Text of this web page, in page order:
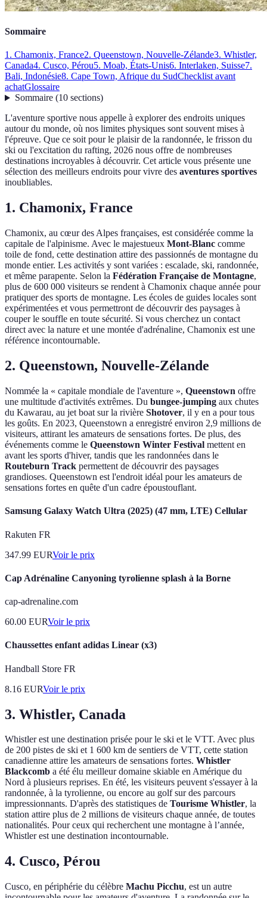
Sommaire
1. Chamonix, France2. Queenstown, Nouvelle-Zélande3. Whistler,
Canada4. Cusco, Pérou5. Moab, États-Unis6. Interlaken, Suisse7.
Bali, Indonésie8. Cape Town, Afrique du SudChecklist avant
achatGlossaire
Sommaire(10 sections)
L'aventure sportive nous appelle à explorer des endroits uniques
autour du monde, où nos limites physiques sont souvent mises à
l'épreuve. Que ce soit pour le plaisir de la randonnée, le frisson du
ski ou l'excitation du rafting, 2026 nous offre de nombreuses
destinations incroyables à découvrir. Cet article vous présente une
sélection des meilleurs endroits pour vivre des aventures sportives
inoubliables.
1. Chamonix, France
Chamonix, au cœur des Alpes françaises, est considérée comme la
capitale de l'alpinisme. Avec le majestueux Mont-Blanc comme
toile de fond, cette destination attire des passionnés de montagne du
monde entier. Les activités y sont variées : escalade, ski, randonnée,
et même parapente. Selon la Fédération Française de Montagne,
plus de 600 000 visiteurs se rendent à Chamonix chaque année pour
pratiquer des sports de montagne. Les écoles de guides locales sont
expérimentées et vous permettront de découvrir des paysages à
couper le souffle en toute sécurité. Si vous cherchez un contact
direct avec la nature et une montée d'adrénaline, Chamonix est une
référence incontournable.
2. Queenstown, Nouvelle-Zélande
Nommée la « capitale mondiale de l'aventure », Queenstown offre
une multitude d'activités extrêmes. Du bungee-jumping aux chutes
du Kawarau, au jet boat sur la rivière Shotover, il y en a pour tous
les goûts. En 2023, Queenstown a enregistré environ 2,9 millions de
visiteurs, attirant les amateurs de sensations fortes. De plus, des
événements comme le Queenstown Winter Festival mettent en
avant les sports d'hiver, tandis que les randonnées dans le
Routeburn Track permettent de découvrir des paysages
grandioses. Queenstown est l'endroit idéal pour les amateurs de
sensations fortes en quête d'un cadre époustouflant.
Samsung Galaxy Watch Ultra (2025) (47 mm, LTE) Cellular
Rakuten FR
347.99 EURVoir le prix
Cap Adrénaline Canyoning tyrolienne splash à la Borne
cap-adrenaline.com
60.00 EURVoir le prix
Chaussettes enfant adidas Linear (x3)
Handball Store FR
8.16 EURVoir le prix
3. Whistler, Canada
Whistler est une destination prisée pour le ski et le VTT. Avec plus
de 200 pistes de ski et 1 600 km de sentiers de VTT, cette station
canadienne attire les amateurs de sensations fortes. Whistler
Blackcomb a été élu meilleur domaine skiable en Amérique du
Nord à plusieurs reprises. En été, les visiteurs peuvent s'essayer à la
randonnée, à la tyrolienne, ou encore au golf sur des parcours
impressionnants. D'après des statistiques de Tourisme Whistler, la
station attire plus de 2 millions de visiteurs chaque année, de toutes
nationalités. Pour ceux qui recherchent une montagne à l’année,
Whistler est une destination incontournable.
4. Cusco, Pérou
Cusco, en périphérie du célèbre Machu Picchu, est un autre